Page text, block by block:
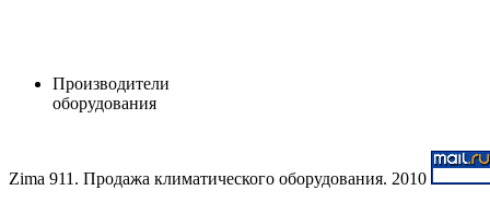
Производители
оборудования
Zima 911. Продажа климатического оборудования. 2010